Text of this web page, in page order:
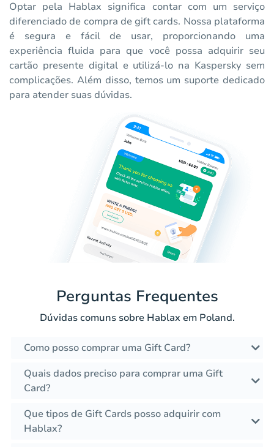
Optar pela Hablax significa contar com um serviço
diferenciado de compra de gift cards. Nossa plataforma
é segura e fácil de usar, proporcionando uma
experiência fluida para que você possa adquirir seu
cartão presente digital e utilizá-lo na Kaspersky sem
complicações. Além disso, temos um suporte dedicado
para atender suas dúvidas.
Perguntas Frequentes
Dúvidas comuns sobre Hablax em Poland.
Como posso comprar uma Gift Card?
Quais dados preciso para comprar uma Gift
Card?
Que tipos de Gift Cards posso adquirir com
Hablax?